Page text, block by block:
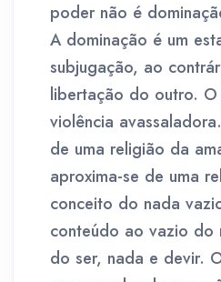
poder não é
A dominação é um
subjugação, ao
libertação do outro.
violência
de uma religião da
aproxima-se de uma
conceito do nada
conteúdo ao vazio do
do ser, nada e devir.